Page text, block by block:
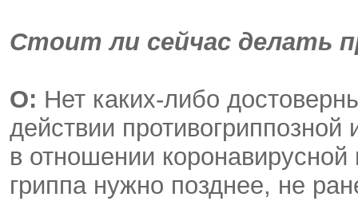
Стоит ли сейчас делать
О: Нет каких-либо
действии
в отношении
гриппа нужно позднее, не